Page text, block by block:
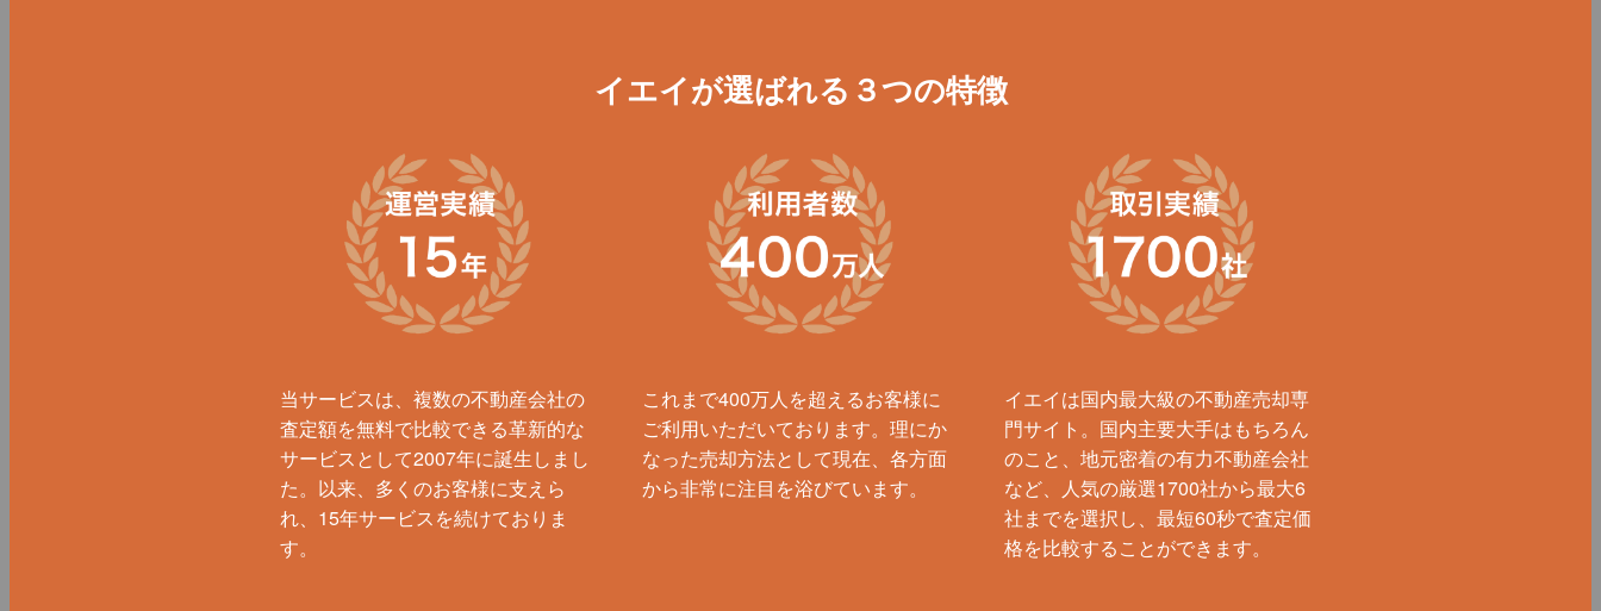
イエイが選ばれる３つの特徴
当サービスは、複数の不動産会社の
査定額を無料で比較できる革新的な
サービスとして2007年に誕生しまし
た。以来、多くのお客様に支えら
れ、15年サービスを続けておりま
す。
これまで400万人を超えるお客様に
ご利用いただいております。理にか
なった売却方法として現在、各方面
から非常に注目を浴びています。
イエイは国内最大級の不動産売却専
門サイト。国内主要大手はもちろん
のこと、地元密着の有力不動産会社
など、人気の厳選1700社から最大6
社までを選択し、最短60秒で査定価
格を比較することができます。